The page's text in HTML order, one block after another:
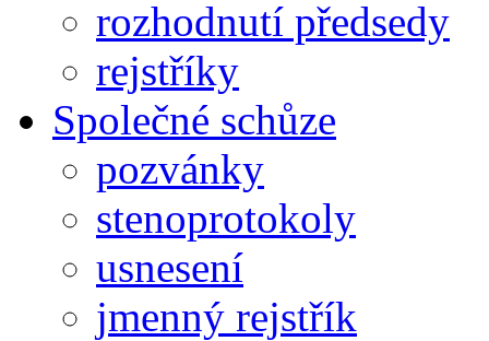
rozhodnutí předsedy
rejstříky
Společné schůze
pozvánky
stenoprotokoly
usnesení
jmenný rejstřík